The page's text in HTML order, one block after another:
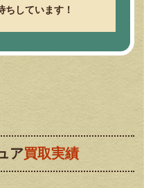
ちしています！
ア買取実績